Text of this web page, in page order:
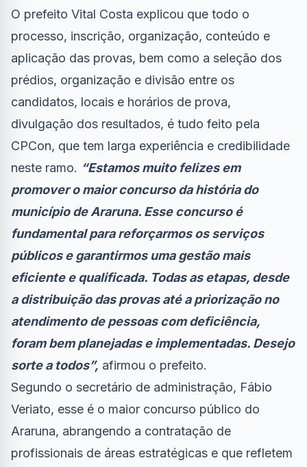
O prefeito Vital Costa explicou que todo o
processo, inscrição, organização, conteúdo e
aplicação das provas, bem como a seleção dos
prédios, organização e divisão entre os
candidatos, locais e horários de prova,
divulgação dos resultados, é tudo feito pela
CPCon, que tem larga experiência e credibilidade
neste ramo. “Estamos muito felizes em
promover o maior concurso da história do
município de Araruna. Esse concurso é
fundamental para reforçarmos os serviços
públicos e garantirmos uma gestão mais
eficiente e qualificada. Todas as etapas, desde
a distribuição das provas até a priorização no
atendimento de pessoas com deficiência,
foram bem planejadas e implementadas. Desejo
sorte a todos”, afirmou o prefeito.
Segundo o secretário de administração, Fábio
Veriato, esse é o maior concurso público do
Araruna, abrangendo a contratação de
profissionais de áreas estratégicas e que refletem